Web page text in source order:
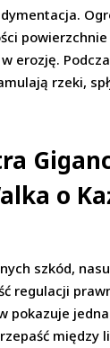
erozję.
rzeki,
o
szkód,
regulacji
pokazuje
między